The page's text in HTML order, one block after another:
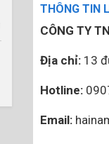
THÔNG TIN
CÔNG TY
Địa chỉ:13
Hotline:
Email: